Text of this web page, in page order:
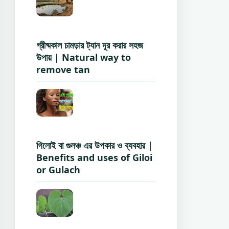
গ্রীষ্মকাল চামড়ার ট্যান দূর করার সহজ
উপায় | Natural way to
remove tan
গিলোই বা গুলঞ্চ এর উপকার ও ব্যবহার |
Benefits and uses of Giloi
or Gulach